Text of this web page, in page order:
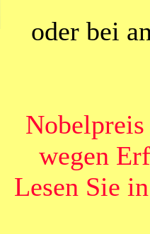
oder bei
wegen
Lesen Sie